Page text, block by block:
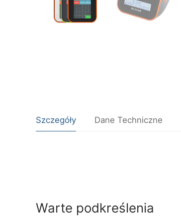
Szczegóły Dane Techniczne
Warte podkreślenia